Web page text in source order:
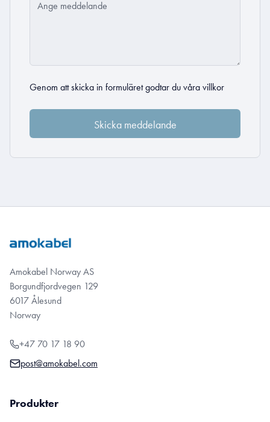
Genom att skicka in formuläret godtar du våra villkor
Amokabel Norway AS
Borgundfjordvegen 129
6017 Ålesund
Norway
+47 70 17 18 90
post@amokabel.com
Produkter